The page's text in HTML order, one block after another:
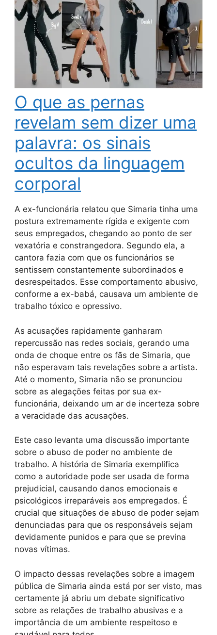
O que as pernas
revelam sem dizer uma
palavra: os sinais
ocultos da linguagem
corporal
A ex-funcionária relatou que Simaria tinha uma
postura extremamente rígida e exigente com
seus empregados, chegando ao ponto de ser
vexatória e constrangedora. Segundo ela, a
cantora fazia com que os funcionários se
sentissem constantemente subordinados e
desrespeitados. Esse comportamento abusivo,
conforme a ex-babá, causava um ambiente de
trabalho tóxico e opressivo.
As acusações rapidamente ganharam
repercussão nas redes sociais, gerando uma
onda de choque entre os fãs de Simaria, que
não esperavam tais revelações sobre a artista.
Até o momento, Simaria não se pronunciou
sobre as alegações feitas por sua ex-
funcionária, deixando um ar de incerteza sobre
a veracidade das acusações.
Este caso levanta uma discussão importante
sobre o abuso de poder no ambiente de
trabalho. A história de Simaria exemplifica
como a autoridade pode ser usada de forma
prejudicial, causando danos emocionais e
psicológicos irreparáveis aos empregados. É
crucial que situações de abuso de poder sejam
denunciadas para que os responsáveis sejam
devidamente punidos e para que se previna
novas vítimas.
O impacto dessas revelações sobre a imagem
pública de Simaria ainda está por ser visto, mas
certamente já abriu um debate significativo
sobre as relações de trabalho abusivas e a
importância de um ambiente respeitoso e